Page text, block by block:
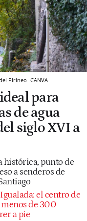
Pirineo CANVA
para
de agua
siglo XVI a
histórica, punto de
a senderos de
el centro de
menos de 300
a pie